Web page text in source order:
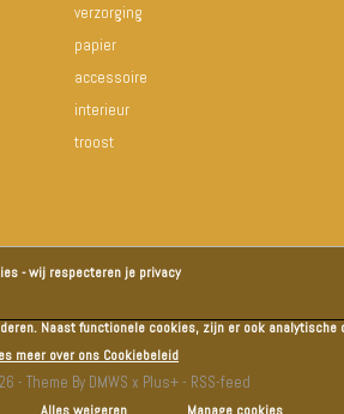
verzorging
papier
accessoire
interieur
troost
- Theme By DMWS x Plus+- RSS-feed
- wij respecteren je privacy
Naast functionele cookies, zijn er ook
meer over ons Cookiebeleid